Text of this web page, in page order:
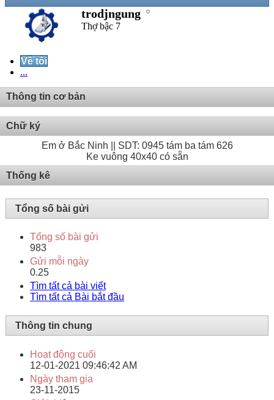
trodjngung
Thợ bậc 7
Về tôi
...
Thông tin cơ bản
Chữ ký
Em ở Bắc Ninh || SDT: 0945 tám ba tám 626
Ke vuông 40x40 có sẵn
Thống kê
Tổng số bài gửi
Tổng số bài gửi
983
Gửi mỗi ngày
0.25
Tìm tất cả bài viết
Tìm tất cả Bài bắt đầu
Thông tin chung
Hoạt động cuối
12-01-2021 09:46:42 AM
Ngày tham gia
23-11-2015